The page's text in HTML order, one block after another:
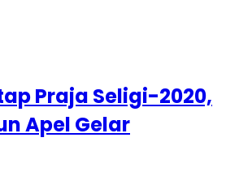
Praja Seligi-2020,
Apel Gelar